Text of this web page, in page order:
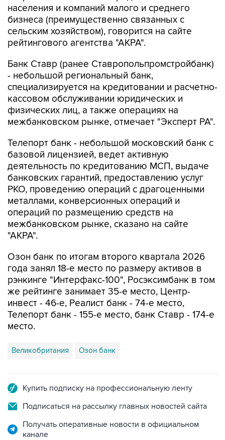
населения и компаний малого и среднего
бизнеса (преимущественно связанных с
сельским хозяйством), говорится на сайте
рейтингового агентства "АКРА".
Банк Ставр (ранее Ставропольпромстройбанк)
- небольшой региональный банк,
специализируется на кредитовании и расчетно-
кассовом обслуживании юридических и
физических лиц, а также операциях на
межбанковском рынке, отмечает "Эксперт РА".
Телепорт банк - небольшой московский банк с
базовой лицензией, ведет активную
деятельность по кредитованию МСП, выдаче
банковских гарантий, предоставлению услуг
РКО, проведению операций с драгоценными
металлами, конверсионных операций и
операций по размещению средств на
межбанковском рынке, сказано на сайте
"АКРА".
Озон банк по итогам второго квартала 2026
года занял 18-е место по размеру активов в
рэнкинге "Интерфакс-100", Росэксимбанк в том
же рейтинге занимает 35-е место, Центр-
инвест - 46-е, Реалист банк - 74-е место,
Телепорт банк - 155-е место, банк Ставр - 174-е
место.
Великобритания Озон банк
Купить подписку на профессиональную ленту
Подписаться на рассылку главных новостей сайта
Получать оперативные новости в официальном
канале